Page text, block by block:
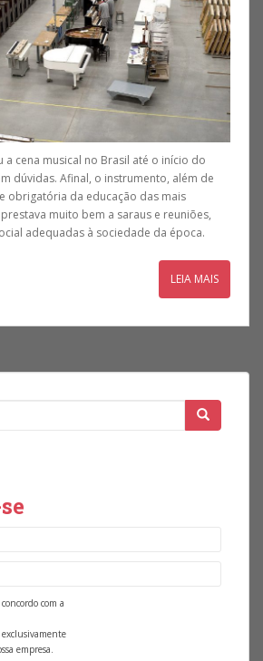
cena musical no Brasil até o início do
dúvidas. Afinal, o instrumento, além de
obrigatória da educação das mais
muito bem a saraus e reuniões,
adequadas à sociedade da época.
LEIA MAIS
com a
empresa.